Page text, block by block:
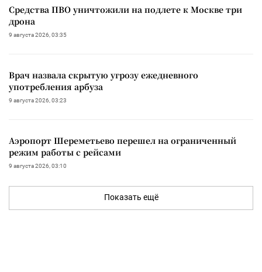
Средства ПВО уничтожили на подлете к Москве три
дрона
9 августа 2026, 03:35
Врач назвала скрытую угрозу ежедневного
употребления арбуза
9 августа 2026, 03:23
Аэропорт Шереметьево перешел на ограниченный
режим работы с рейсами
9 августа 2026, 03:10
Показать ещё